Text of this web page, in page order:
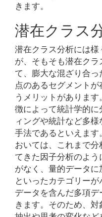
きます。
潜在クラス
潜在クラス分析には
が、そもそも潜在ク
て、膨大な混ざり合
点のあるセグメント
うメリットがありま
徴によって統計学的
ィングや統計など多
手法であるといえま
おいては、これまで
てきた因子分析のよ
がなく、量的データ
といったカテゴリー
データを含んだ多項
きます。そのため、